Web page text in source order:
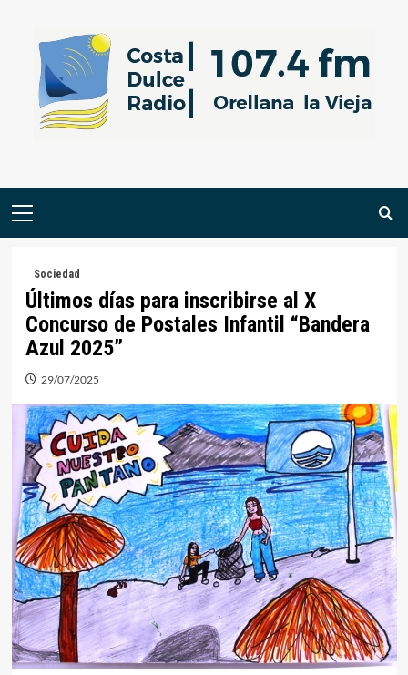
contenido
Menú
Sociedad
Últimos días para inscribirse al X
Concurso de Postales Infantil “Bandera
Azul 2025”
29/07/2025